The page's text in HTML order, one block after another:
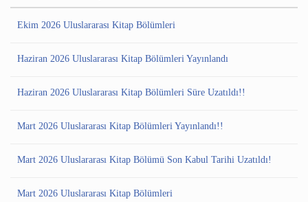
Ekim 2026 Uluslararası Kitap Bölümleri
Haziran 2026 Uluslararası Kitap Bölümleri Yayınlandı
Haziran 2026 Uluslararası Kitap Bölümleri Süre Uzatıldı!!
Mart 2026 Uluslararası Kitap Bölümleri Yayınlandı!!
Mart 2026 Uluslararası Kitap Bölümü Son Kabul Tarihi Uzatıldı!
Mart 2026 Uluslararası Kitap Bölümleri